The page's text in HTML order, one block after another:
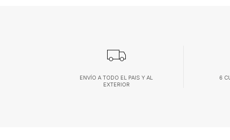
ENVÍO A TODO EL PAIS Y AL
EXTERIOR
6